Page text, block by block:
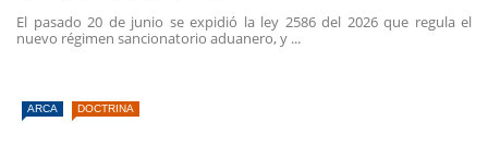
El pasado 20 de junio se expidió la ley 2586 del 2026 que regula el
nuevo régimen sancionatorio aduanero, y ...
ARCA DOCTRINA